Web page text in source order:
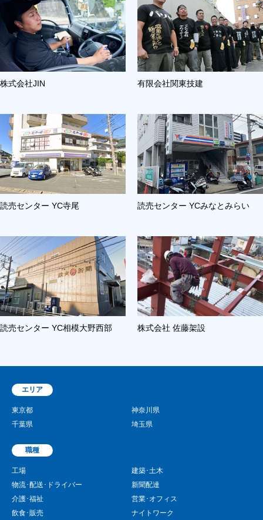
株式会社JIN 有限会社関東技建
読売センター YC寺尾 読売センター YCみなとみらい
読売センター YC相模大野西部 株式会社 佐藤架設
エリア
東京都
神奈川県
千葉県
埼玉県
職種
工場
建築･土木
物流･配送･ドライバー
新聞配達
介護･福祉
営業･オフィス
飲食･販売
ナイトワーク